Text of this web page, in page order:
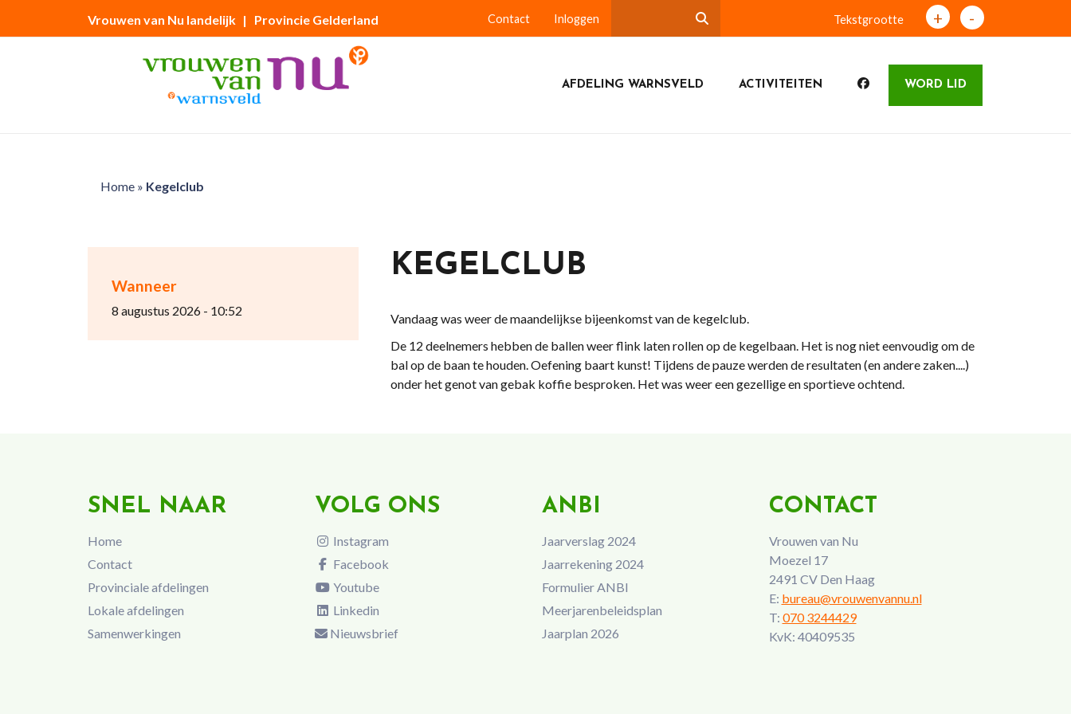
Vrouwen van Nu landelijk | Provincie Gelderland Contact Inloggen Tekstgrootte + -
AFDELING WARNSVELD ACTIVITEITEN WORD LID
Home» Kegelclub
Wanneer
8 augustus 2026 - 10:52
KEGELCLUB
Vandaag was weer de maandelijkse bijeenkomst van de kegelclub.
De 12 deelnemers hebben de ballen weer flink laten rollen op de kegelbaan. Het is nog niet eenvoudig om de
bal op de baan te houden. Oefening baart kunst! Tijdens de pauze werden de resultaten (en andere zaken....)
onder het genot van gebak koffie besproken. Het was weer een gezellige en sportieve ochtend.
SNEL NAAR
Home
Contact
Provinciale afdelingen
Lokale afdelingen
Samenwerkingen
VOLG ONS
Instagram
Facebook
Youtube
Linkedin
Nieuwsbrief
ANBI
Jaarverslag 2024
Jaarrekening 2024
Formulier ANBI
Meerjarenbeleidsplan
Jaarplan 2026
CONTACT
Vrouwen van Nu
Moezel 17
2491 CV Den Haag
E: bureau@vrouwenvannu.nl
T: 070 3244429
KvK: 40409535